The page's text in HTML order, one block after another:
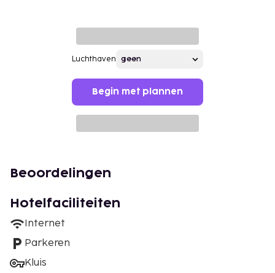
Luchthaven
Begin met plannen
Beoordelingen
Hotelfaciliteiten
Internet
Parkeren
Kluis